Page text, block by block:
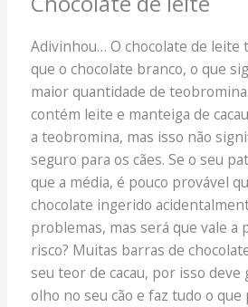
Adivinhou… O chocolate de leite
que o chocolate branco, o que
maior quantidade de
contém leite e manteiga de
a teobromina, mas isso não
seguro para os cães. Se o seu
que a média, é pouco provável
chocolate ingerido
problemas, mas será que vale a
risco? Muitas barras de
seu teor de cacau, por isso deve
olho no seu cão e faz tudo o que